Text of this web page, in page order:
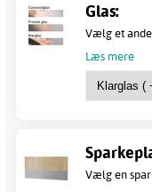
Glas:
Vælg et
Læs mere
Vælg en